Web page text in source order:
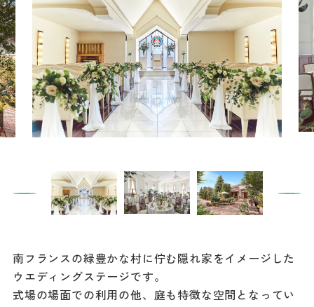
南フランスの緑豊かな村に佇む隠れ家をイメージした
ウエディングステージです。
式場の場面での利用の他、庭も特徴な空間となってい
特集
グルメ
観光スポット
モデルコース
宿泊
Languag
フォトダウン